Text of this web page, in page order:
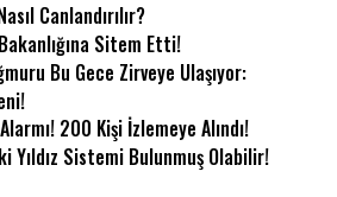
Canlandırılır?
Sitem Etti!
Bu Gece Zirveye Ulaşıyor:
200 Kişi İzlemeye Alındı!
Yıldız Sistemi Bulunmuş Olabilir!